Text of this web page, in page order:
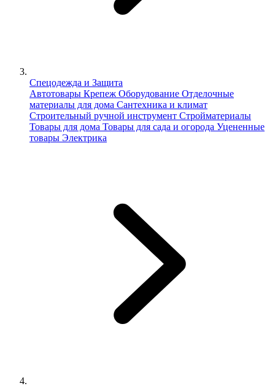
Спецодежда и Защита
Автотовары Крепеж Оборудование Отделочные
материалы для дома Сантехника и климат
Строительный ручной инструмент Стройматериалы
Товары для дома Товары для сада и огорода Уцененные
товары Электрика